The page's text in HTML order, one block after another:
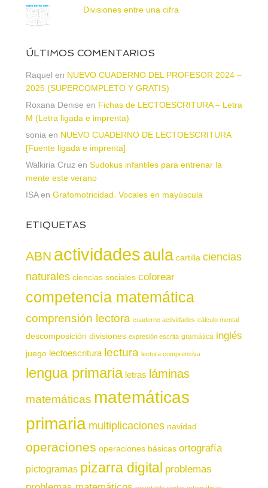
Divisiones entre una cifra
ÚLTIMOS COMENTARIOS
Raquel en NUEVO CUADERNO DEL PROFESOR 2024 –
2025 (SUPERCOMPLETO Y GRATIS)
Roxana Denise en Fichas de LECTOESCRITURA – Letra
M (Letra ligada e imprenta)
sonia en NUEVO CUADERNO DE LECTOESCRITURA
[Fuente ligada e imprenta]
Walkiria Cruz en Sudokus infantiles para entrenar la
mente este verano
ISAen Grafomotricidad. Vocales en mayúscula
ETIQUETAS
ABN actividadesaula cartilla ciencias
naturales ciencias sociales colorear
competencia matemática
comprensión lectora cuaderno actividades cálculo mental
descomposición divisiones expresión escrita gramática inglés
juego lectoescritura lectura lectura comprensiva
lengua primaria letras láminas
matemáticas matemáticas
primaria multiplicaciones navidad
operaciones operaciones básicas ortografía
pictogramas pizarra digital problemas